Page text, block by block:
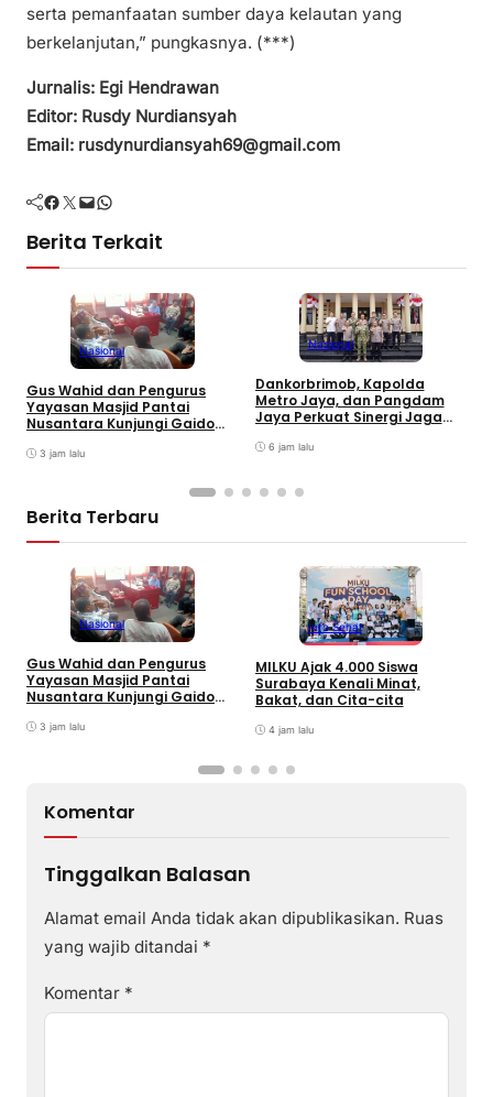
serta pemanfaatan sumber daya kelautan yang
berkelanjutan,” pungkasnya. (***)
Jurnalis: Egi Hendrawan
Editor: Rusdy Nurdiansyah
Email: rusdynurdiansyah69@gmail.com
Facebook Twitter Mail WhatsApp
Berita Terkait
Nasional
Gus Wahid dan Pengurus
Yayasan Masjid Pantai
Nusantara Kunjungi Gaido
Pengembangan Ekonomi
3 jam lalu
Nasional
Dankorbrimob, Kapolda
Metro Jaya, dan Pangdam
Jaya Perkuat Sinergi Jaga
6 jam lalu
Berita Terbaru
Nasional
Gus Wahid dan Pengurus
Yayasan Masjid Pantai
Nusantara Kunjungi Gaido
Pengembangan Ekonomi
3 jam lalu
Info Sehat
MILKU Ajak 4.000 Siswa
Surabaya Kenali Minat,
Bakat, dan Cita-cita
4 jam lalu
Komentar
Tinggalkan Balasan
Alamat email Anda tidak akan dipublikasikan. Ruas
yang wajib ditandai *
Komentar *